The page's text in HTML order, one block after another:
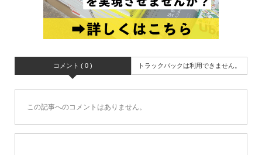
コメント ( 0 ) トラックバックは利用できません。
この記事へのコメントはありません。